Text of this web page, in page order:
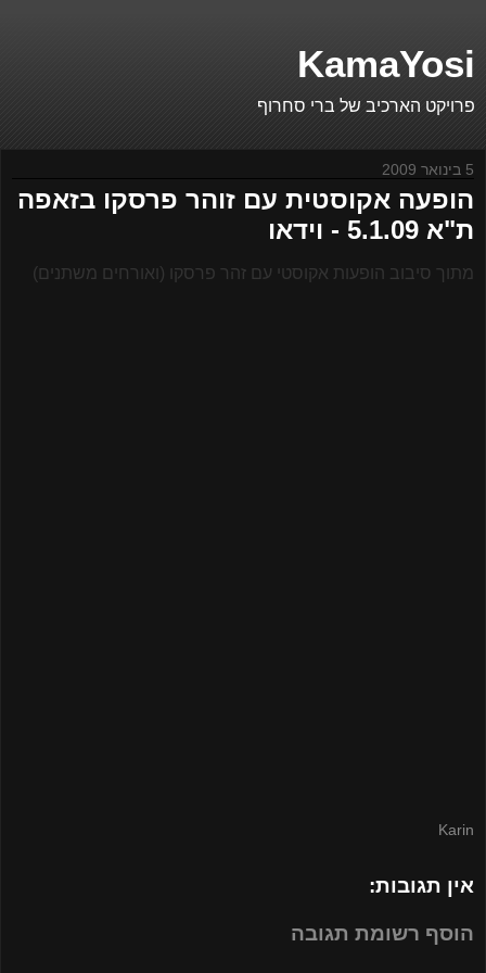
KamaYosi
פרויקט הארכיב של ברי סחרוף
5 בינואר 2009
הופעה אקוסטית עם זוהר פרסקו בזאפה
ת"א 5.1.09 - וידאו
מתוך סיבוב הופעות אקוסטי עם זהר פרסקו (ואורחים משתנים)
Karin
אין תגובות:
הוסף רשומת תגובה